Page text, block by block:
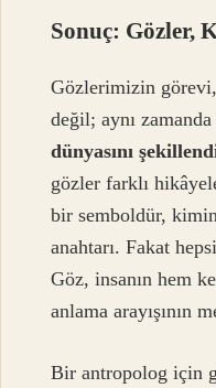
Sonuç: Gözler,
Gözlerimizin görevi,
değil; aynı
dünyasını
gözler farklı
bir semboldür,
anahtarı. Fakat
Göz, insanın hem
anlama arayışının
Bir antropolog için